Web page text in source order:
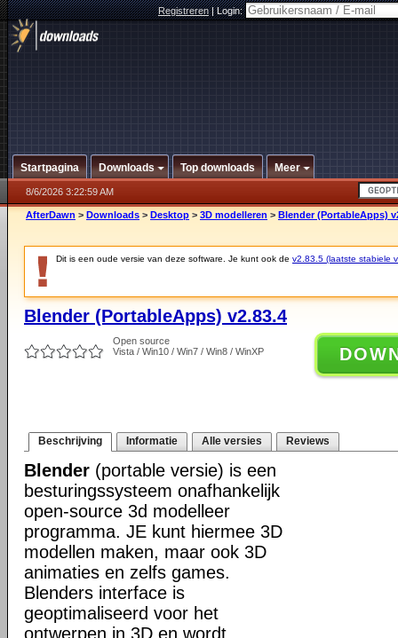
Registreren|Login:
Startpagina Downloads Top downloads Meer
8/6/2026 3:22:59 AM
AfterDawn > Downloads > Desktop > 3D modelleren > Blender (PortableApps)
Dit is een oude versie van deze software. Je kunt ook de v2.83.5 (laatste stabiele
Blender (PortableApps) v2.83.4
Open source
Vista / Win10 / Win7 / Win8 / WinXP
Beschrijving Informatie Alle versies Reviews
Blender (portable versie) is een
besturingssysteem onafhankelijk
open-source 3d modelleer
programma. JE kunt hiermee 3D
modellen maken, maar ook 3D
animaties en zelfs games.
Blenders interface is
geoptimaliseerd voor het
ontwerpen in 3D en wordt